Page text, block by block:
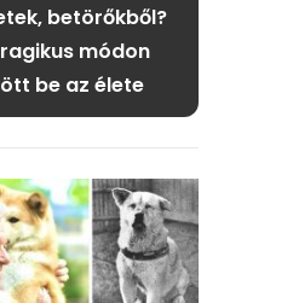
betörőkből?
módon
be az élete